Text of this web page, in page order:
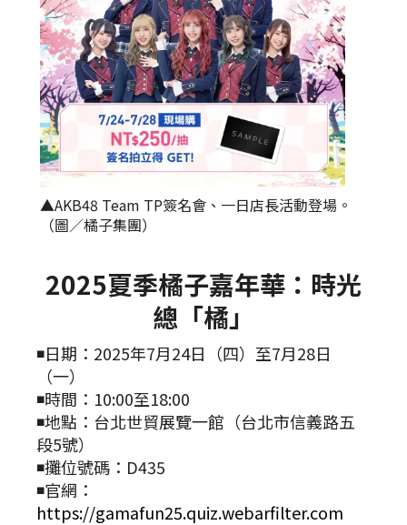
2025夏季橘子嘉年華：時光
總「橘」
◾日期：2025年7月24日（四）至7月28日
（一）
◾時間：10:00至18:00
◾地點：台北世貿展覽一館（台北市信義路五
段5號）
◾攤位號碼：D435
◾官網：
https://gamafun25.quiz.webarfilter.com
▲AKB48 Team TP簽名會、一日店長活動登場。
（圖／橘子集團）